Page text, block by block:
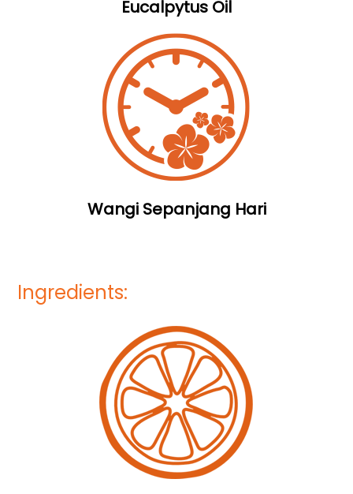
Eucalpytus Oil
Wangi Sepanjang Hari
Ingredients: